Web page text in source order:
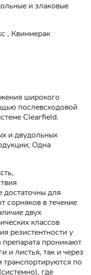
и злаковые
, Квинмерак
широкого
послевсходовой
Clearfield.
и двудольных
Одна
для
сорняков в течение
двух
классов
резистентности у
проникают
и листья, так и через
по
где